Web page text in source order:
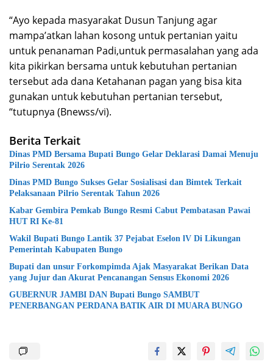
“Ayo kepada masyarakat Dusun Tanjung agar
mampa’atkan lahan kosong untuk pertanian yaitu
untuk penanaman Padi,untuk permasalahan yang ada
kita pikirkan bersama untuk kebutuhan pertanian
tersebut ada dana Ketahanan pagan yang bisa kita
gunakan untuk kebutuhan pertanian tersebut,
“tutupnya (Bnewss/vi).
Berita Terkait
Dinas PMD Bersama Bupati Bungo Gelar Deklarasi Damai Menuju
Pilrio Serentak 2026
Dinas PMD Bungo Sukses Gelar Sosialisasi dan Bimtek Terkait
Pelaksanaan Pilrio Serentak Tahun 2026
Kabar Gembira Pemkab Bungo Resmi Cabut Pembatasan Pawai
HUT RI Ke-81
Wakil Bupati Bungo Lantik 37 Pejabat Eselon lV Di Likungan
Pemerintah Kabupaten Bungo
Bupati dan unsur Forkompimda Ajak Masyarakat Berikan Data
yang Jujur dan Akurat Pencanangan Sensus Ekonomi 2026
GUBERNUR JAMBI DAN Bupati Bungo SAMBUT
PENERBANGAN PERDANA BATIK AIR DI MUARA BUNGO